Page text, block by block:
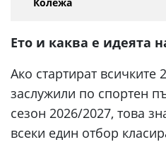
Ето и каква е идеята
Ако стартират всичките
заслужили по спортен
сезон 2026/2027, това
всеки един отбор